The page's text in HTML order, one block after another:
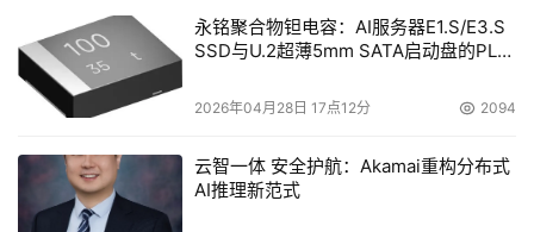
永铭聚合物钽电容：AI服务器E1.S/E3.S
SSD与U.2超薄5mm SATA启动盘的PLP
2026年04月28日 17点12分 2094
云智一体 安全护航：Akamai重构分布式
AI推理新范式